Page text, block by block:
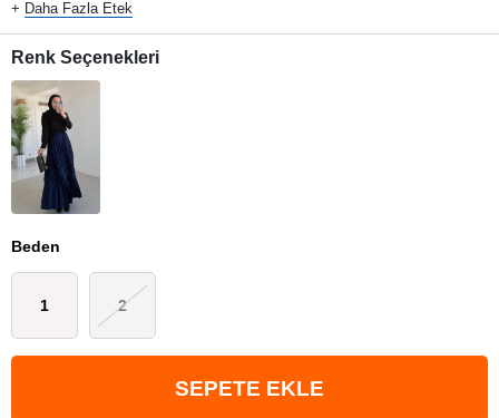
+ Daha Fazla Etek
Renk Seçenekleri
Beden
1 2